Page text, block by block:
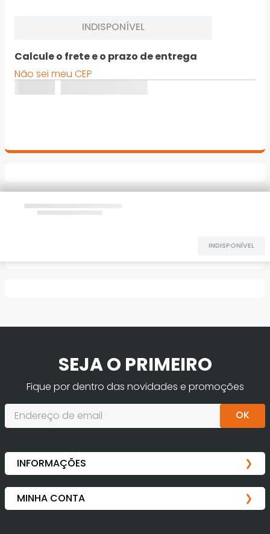
INDISPONÍVEL
Calcule o frete e o prazo de entrega
Não sei meu CEP
INDISPONÍVEL
SEJA O PRIMEIRO
Fique por dentro das novidades e promoções
OK